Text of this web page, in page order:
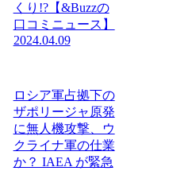
くり!?【&Buzzの
口コミニュース】
2024.04.09
ロシア軍占拠下の
ザポリージャ原発
に無人機攻撃、ウ
クライナ軍の仕業
か？ IAEA が緊急